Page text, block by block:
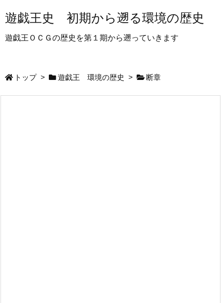
遊戯王史 初期から遡る環境の歴史
遊戯王ＯＣＧの歴史を第１期から遡っていきます
トップ > 遊戯王 環境の歴史 > 断章